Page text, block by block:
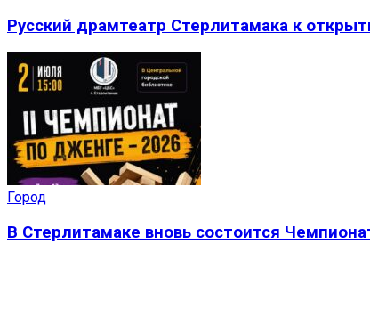
Русский драмтеатр Стерлитамака к
Город
В Стерлитамаке вновь состоится